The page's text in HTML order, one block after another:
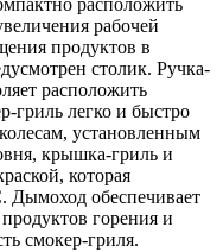
расположить
рабочей
продуктов в
столик. Ручка-
расположить
гриль легко и быстро
установленным
крышка-гриль и
которая
Дымоход обеспечивает
горения и
смокер-гриля.